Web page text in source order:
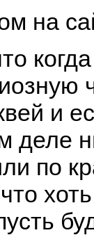
на
и
деле
по